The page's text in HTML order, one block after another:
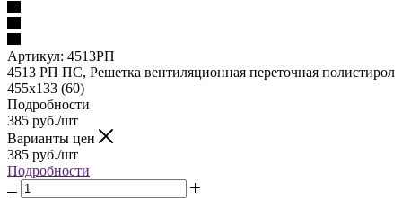
Артикул: 4513РП
4513 РП ПС, Решетка вентиляционная переточная полистирол
455х133 (60)
Подробности
385 руб./шт
Варианты цен
385 руб./шт
Подробности